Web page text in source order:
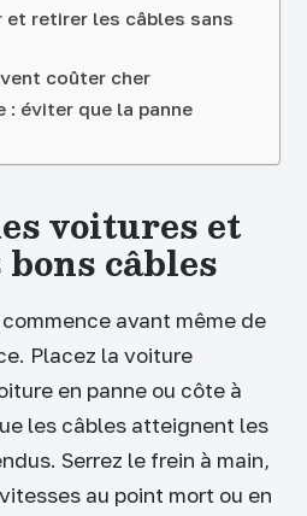
et retirer les câbles sans
coûter cher
: éviter que la panne
voitures et
câbles
avant même de
Placez la voiture
en panne ou côte à
les câbles atteignent les
Serrez le frein à main,
au point mort ou en